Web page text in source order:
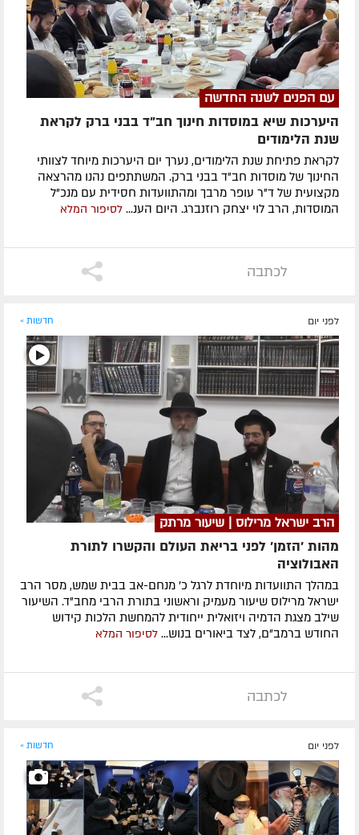
עם הפנים לשנה החדשה
היערכות שיא במוסדות חינוך חב"ד בבני ברק לקראת
שנת הלימודים
לקראת פתיחת שנת הלימודים, נערך יום היערכות מיוחד לצוותי
החינוך של מוסדות חב"ד בבני ברק. המשתתפים נהנו מהרצאה
מקצועית של ד"ר עופר מרבך ומהתוועדות חסידית עם מנכ"ל
המוסדות, הרב לוי יצחק רוזנברג. היום הענ... לסיפור המלא
לכתבה
לפני יום חדשות »
הרב ישראל מרילוס | שיעור מרתק
מהות 'הזמן' לפני בריאת העולם והקשרו לתורת
האבולוציה
במהלך התוועדות מיוחדת לרגל כ' מנחם-אב בבית שמש, מסר הרב
ישראל מרילוס שיעור מעמיק וראשוני בתורת הרבי מחב"ד. השיעור
שילב מצגת הדמיה ויזואלית ייחודית להמחשת הלכות קידוש
החודש ברמב"ם, לצד ביאורים בנוש... לסיפור המלא
לכתבה
לפני יום חדשות »